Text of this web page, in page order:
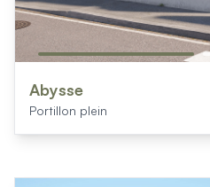
Abysse
Portillon plein